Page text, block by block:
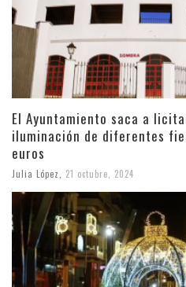
El Ayuntamiento saca a
iluminación de diferentes
euros
Julia López 21 octubre, 2024